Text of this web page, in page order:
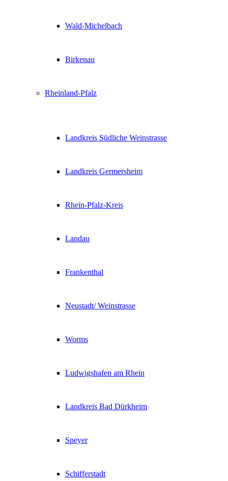
Wald-Michelbach
Birkenau
Rheinland-Pfalz
Landkreis Südliche Weinstrasse
Landkreis Germersheim
Rhein-Pfalz-Kreis
Landau
Frankenthal
Neustadt/ Weinstrasse
Worms
Ludwigshafen am Rhein
Landkreis Bad Dürkheim
Speyer
Schifferstadt